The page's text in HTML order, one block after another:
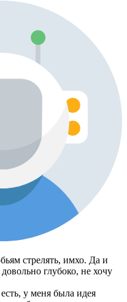
стрелять, имхо. Да и
глубоко, не хочу
у меня была идея